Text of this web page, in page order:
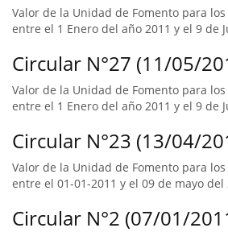
Valor de la Unidad de Fomento para
entre el 1 Enero del año 2011 y el 9 de
Circular N°27 (11/05/
Valor de la Unidad de Fomento para
entre el 1 Enero del año 2011 y el 9 de
Circular N°23 (13/04/
Valor de la Unidad de Fomento para
entre el 01-01-2011 y el 09 de mayo del
Circular N°2 (07/01/